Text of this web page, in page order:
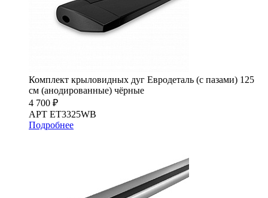
Комплект крыловидных дуг Евродеталь (с пазами) 125
см (анодированные) чёрные
4 700 ₽
АРТ ET3325WB
Подробнее